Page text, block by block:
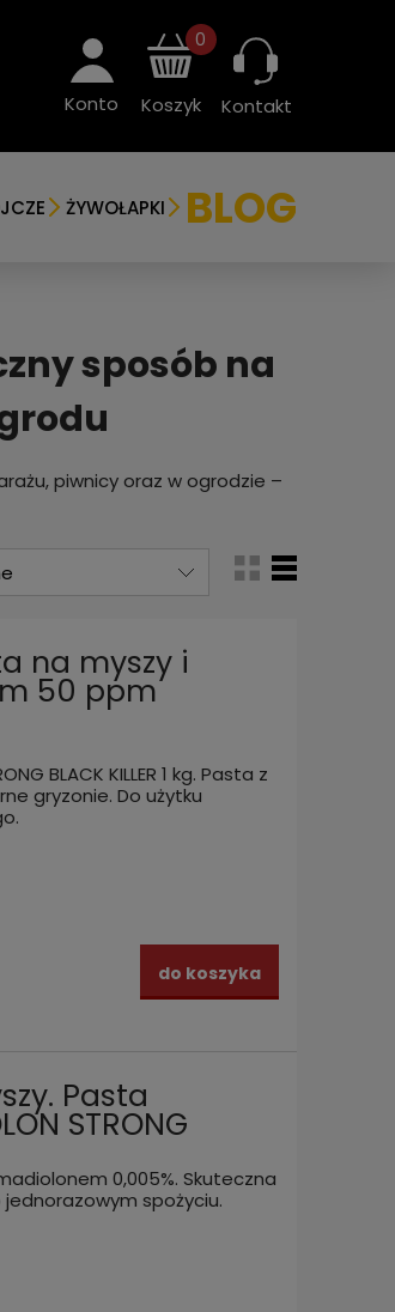
Konto Koszyk
0
Kontakt
ŻYWOŁAPKI BLOG
sposób na
piwnicy oraz w ogrodzie –
na myszy i
50 ppm
BLACK KILLER 1 kg. Pasta z
gryzonie. Do użytku
do koszyka
Pasta
STRONG
0,005%. Skuteczna
spożyciu.